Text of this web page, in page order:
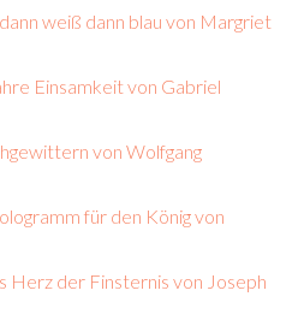
weiß dann blau von Margriet
Einsamkeit von Gabriel
von Wolfgang
für den König von
Herz der Finsternis von Joseph